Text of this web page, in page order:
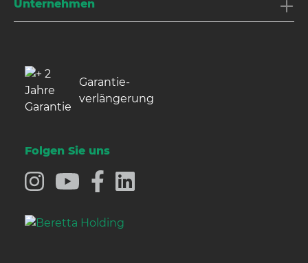
Unternehmen
Garantie­
verlängerung
Folgen Sie uns